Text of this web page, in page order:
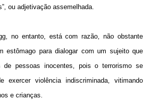
ou adjetivação assemelhada.
no entanto, está com razão, não obstante
estômago para dialogar com um sujeito que
de pessoas inocentes, pois o terrorismo se
exercer violência indiscriminada, vitimando
e crianças.